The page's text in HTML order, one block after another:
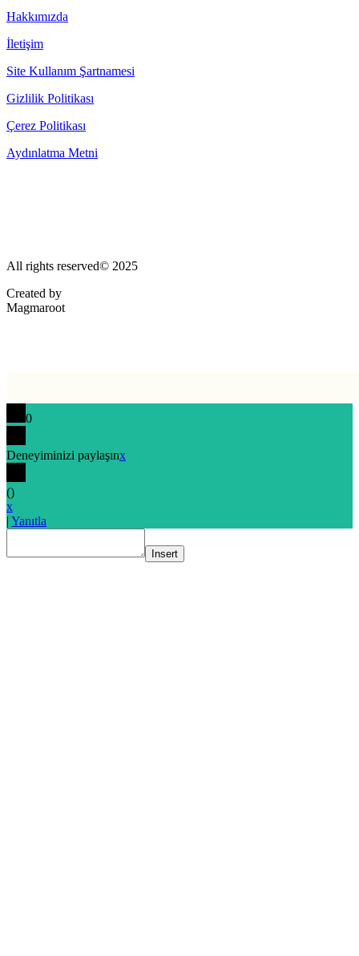
Hakkımızda
İletişim
Site Kullanım Şartnamesi
Gizlilik Politikası
Çerez Politikası
Aydınlatma Metni
All rights reserved© 2025
Created by
Magmaroot
0
Deneyiminizi paylaşınx
()
x
| Yanıtla
Insert